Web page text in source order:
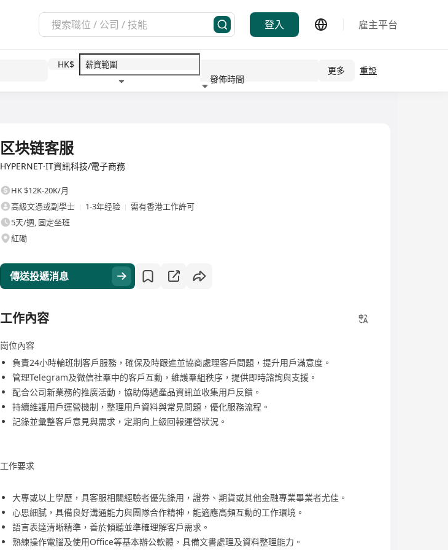
登入 雇主平台
HK$
發佈時間
更多 重設
区块链客服
HYPERNET·IT資訊科技/電子商務
HK $12K-20K/月
高級文憑或副學士
1-3年经验
需有香港工作許可
5天/週, 固定坐班
紅磡
傳送投遞消息
工作內容
崗位內容
負責24小時輪班制客戶服務，確保及時跟進並協商處理客戶問題，提升用戶滿意度。
管理Telegram及微信社羣中的客戶互動，維護羣組秩序，提供即時諮詢與支援。
配合公司新業務的推廣活動，協助傳遞產品資訊並收集用戶反饋。
持續維護用戶運營機制，整理用戶資料與常見問題，優化服務流程。
記錄並彙整客戶意見與需求，定期向上級回報運營狀況。
工作要求
大專或以上學歷，具客服相關經驗者優先錄用，證券、期貨或其他金融專業畢業者尤佳。
心思細膩，具備良好溝通能力與團隊合作精神，能適應高頻互動的工作環境。
語言表達清晰精準，善於傾聽並準確理解客戶需求。
熟練操作電腦及使用Office等基本辦公軟體，具備文書處理及資料整理能力。